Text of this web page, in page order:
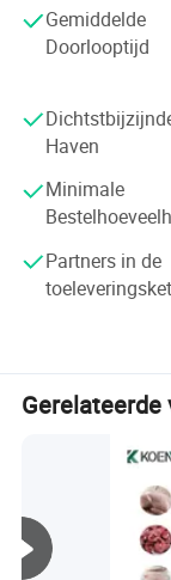
Gemiddelde
Doorlooptijd
Haven
Minimale
Partners in de
Gerelateerde